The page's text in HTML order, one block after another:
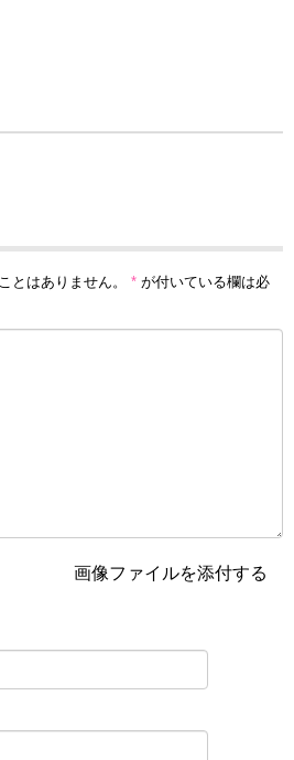
とはありません。 * が付いている欄は必
画像ファイルを添付する